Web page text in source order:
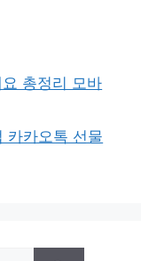
총정리 모바
카카오톡 선물